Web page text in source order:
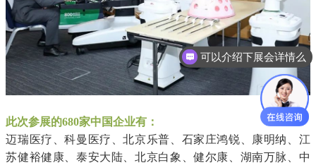
此次参展的680家中国企业有：
迈瑞医疗、科曼医疗、北京乐普、石家庄鸿锐、康明纳、江
苏健裕健康、泰安大陆、北京白象、健尔康、湖南万脉、中
可以介绍下展会详情么
了解一下参展费用